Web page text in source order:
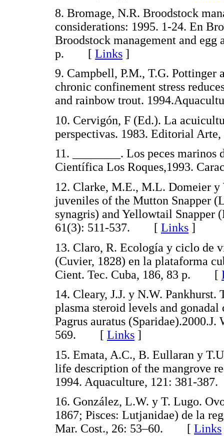
8. Bromage, N.R. Broodstock
considerations: 1995. 1-24. En
Broodstock management and
p. [ Links ]
9. Campbell, P.M., T.G. Pottinger
chronic confinement stress
and rainbow trout.
10. Cervigón, F (Ed.). La
perspectivas. 1983. Editorial
11. ________. Los peces marinos
Científica Los Roques,1993.
12. Clarke, M.E., M.L. Domeier
juveniles of the Mutton Snapper
synagris) and Yellowtail Snapper
61(3): 511-537. [ Links ]
13. Claro, R. Ecología y ciclo de
(Cuvier, 1828) en la plataforma
Cient. Tec. Cuba, 186, 83 p. [
14. Cleary, J.J. y N.W.
plasma steroid levels and
Pagrus auratus
569. [ Links ]
15. Emata, A.C., B. Eullaran y
life description of the mangrove
1994. Aquaculture, 121: 381-
16. González, L.W. y T. Lugo.
1867; Pisces: Lutjanidae) de la
Mar. Cost., 26: 53–60. [ Links